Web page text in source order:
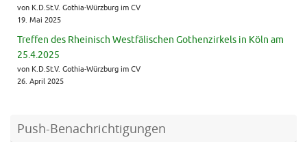
von K.D.St.V. Gothia-Würzburg im CV
19. Mai 2025
Treffen des Rheinisch Westfälischen Gothenzirkels in Köln am
25.4.2025
von K.D.St.V. Gothia-Würzburg im CV
26. April 2025
Push-Benachrichtigungen